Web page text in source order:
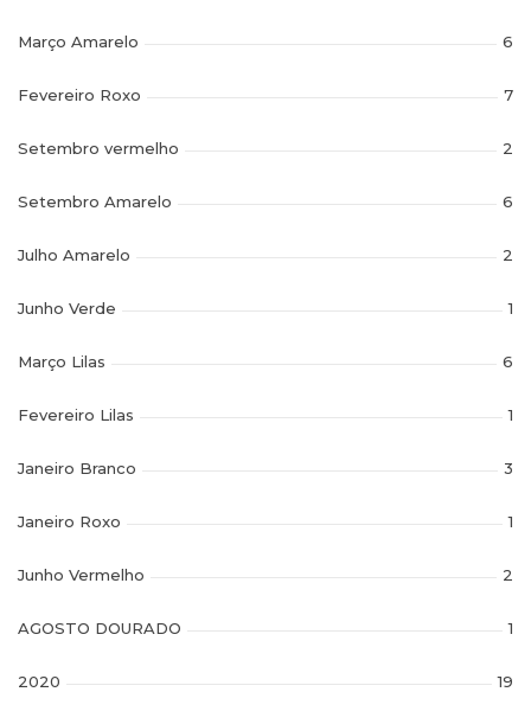
Março Amarelo 6
Fevereiro Roxo 7
Setembro vermelho 2
Setembro Amarelo 6
Julho Amarelo 2
Junho Verde 1
Março Lilas 6
Fevereiro Lilas 1
Janeiro Branco 3
Janeiro Roxo 1
Junho Vermelho 2
AGOSTO DOURADO 1
2020 19